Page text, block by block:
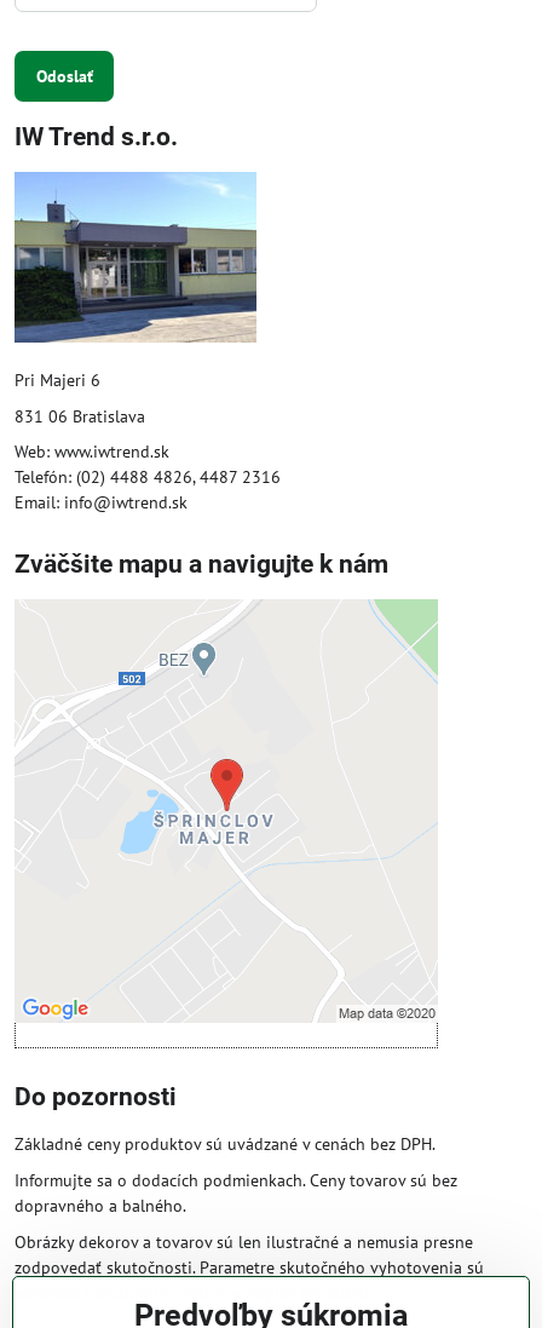
Odoslať
IW Trend s.r.o.
Pri Majeri 6
831 06 Bratislava
Web: www.iwtrend.sk
Telefón: (02) 4488 4826, 4487 2316
Email: info@iwtrend.sk
Zväčšite mapu a navigujte k nám
Externý obsah je blokovaný
Prajete si načítať externý obsah?
Povoliť tentokrát
Povoliť a zapamätať - súhlas s druhom
cookie: Funkčné
Otvoriť obsah v novom okne
Do pozornosti
Základné ceny produktov sú uvádzané v cenách bez DPH.
Informujte sa o dodacích podmienkach. Ceny tovarov sú bez
dopravného a balného.
Obrázky dekorov a tovarov sú len ilustračné a nemusia presne
zodpovedať skutočnosti. Parametre skutočného vyhotovenia sú
Predvoľby súkromia